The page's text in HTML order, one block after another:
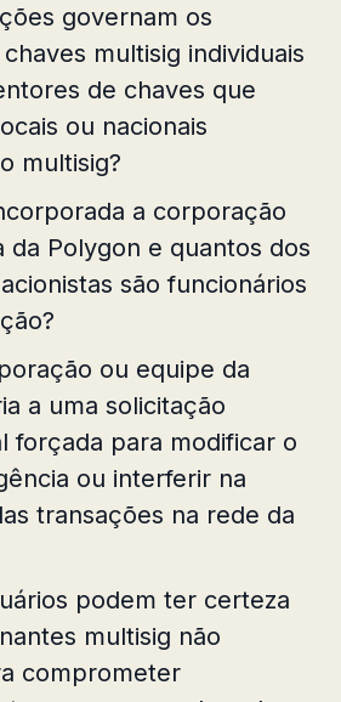
governam os
multisig individuais
de chaves que
ou nacionais
multisig?
a corporação
da Polygon e quantos dos
são funcionários
ou equipe da
a uma solicitação
forçada para modificar o
ou interferir na
transações na rede da
podem ter certeza
multisig não
comprometer